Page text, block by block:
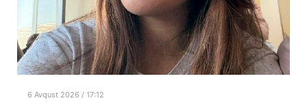
6 Avqust 2026 / 17:12